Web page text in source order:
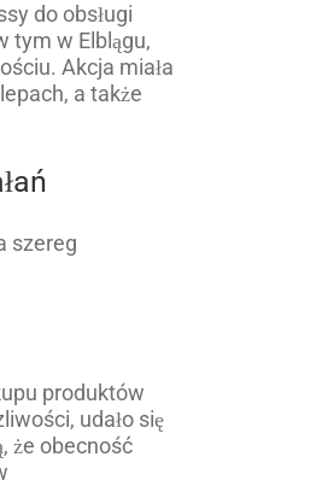
do obsługi
tym w Elblągu,
Akcja miała
a także
szereg
produktów
udało się
że obecność